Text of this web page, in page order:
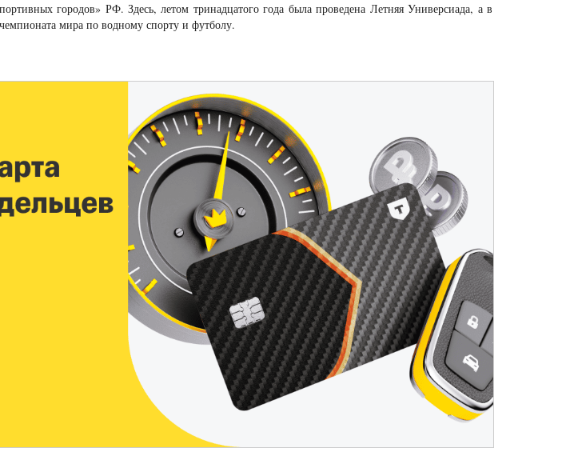
городов» РФ. Здесь, летом тринадцатого года была проведена Летняя Универсиада, а в
мира по водному спорту и футболу.